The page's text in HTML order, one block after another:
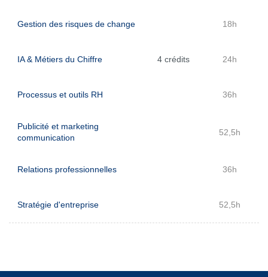
Gestion des risques de change 18h
IA & Métiers du Chiffre 4 crédits 24h
Processus et outils RH 36h
Publicité et marketing
communication
52,5h
Relations professionnelles 36h
Stratégie d'entreprise 52,5h